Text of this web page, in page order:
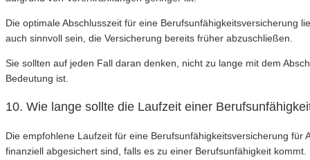
Die optimale Abschlusszeit für eine Berufsunfähigkeitsversicherung
auch sinnvoll sein, die Versicherung bereits früher abzuschließen.
Sie sollten auf jeden Fall daran denken, nicht zu lange mit dem
Bedeutung ist.
10. Wie lange sollte die Laufzeit einer
Die empfohlene Laufzeit für eine Berufsunfähigkeitsversicherung
finanziell abgesichert sind, falls es zu einer Berufsunfähigkeit kommt.